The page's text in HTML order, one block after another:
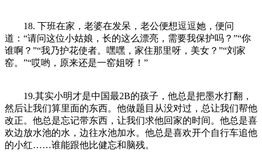
18. 下班在家，老婆在发呆，老公便想逗逗她，便问
道：“请问这位小姑娘，长的这么漂亮，需要我保护吗？”“你
谁啊？”“我乃护花使者。嘿嘿，家住那里呀，美女？”“刘家
窑。”“哎哟，原来还是一窑姐呀！”
19.其实小明才是中国最2B的孩子，他总是把墨水打翻，
然后让我们算里面的东西。他做题目从没对过，总让我们帮他
改正。他总是忘记带东西，让我们求他回家的时间。他总是喜
欢边放水池的水，边往水池加水。他总是喜欢开个自行车追他
的小红……谁能跟他比健忘和脑残。